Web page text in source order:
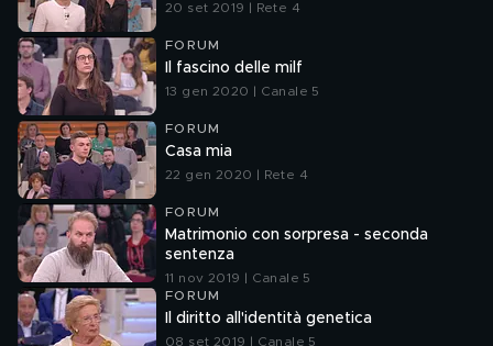
20 set 2019 | Rete 4
FORUM
Il fascino delle milf
13 gen 2020 | Canale 5
FORUM
Casa mia
22 gen 2020 | Rete 4
FORUM
Matrimonio con sorpresa - seconda
sentenza
11 nov 2019 | Canale 5
FORUM
Il diritto all'identità genetica
08 set 2019 | Canale 5